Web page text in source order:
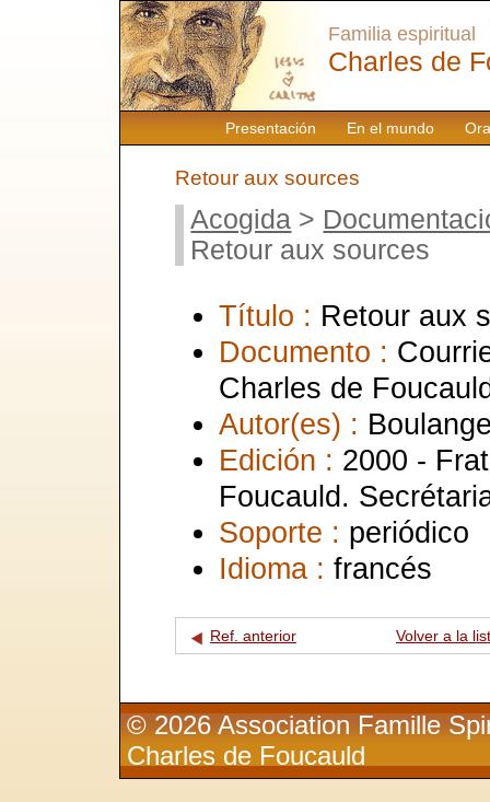
Presentación En el mundo
Familia espiritual
Charles de
Retour aux sources
Acogida >
Retour aux sources
Título : Retour aux
Documento :
Charles de
Autor(es) :
Edición : 2000 -
Foucauld.
Soporte : periódico
Idioma : francés
Ref. anterior Volver a la
© 2026 Association Famille
Charles de Foucauld